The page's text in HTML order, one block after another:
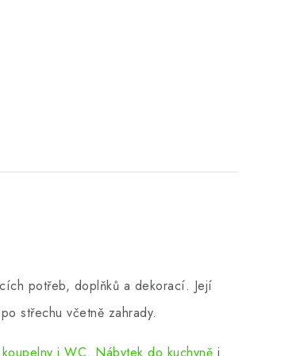
potřeb, doplňků a dekorací. Její
střechu včetně zahrady.